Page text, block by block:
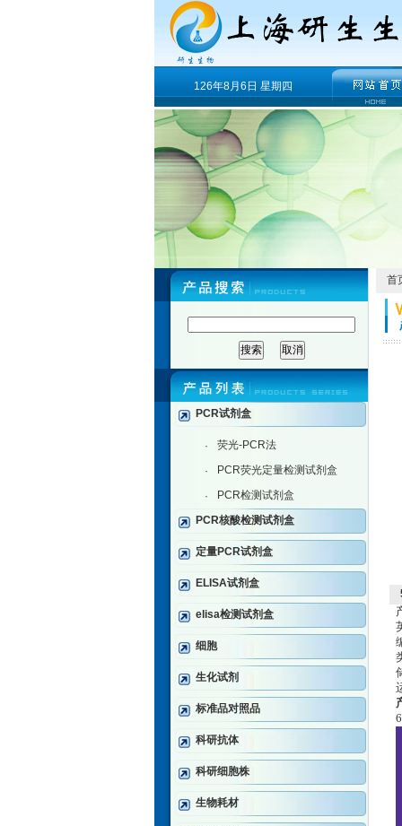
126年8月6日 星期四
PCR试剂盒
· 荧光-PCR法
· PCR荧光定量检测试剂盒
·
PCR检测试剂盒
PCR核酸检测试剂盒
定量PCR试剂盒
ELISA试剂盒
elisa检测试剂盒
细胞
生化试剂
标准品对照品
科研抗体
科研细胞株
生物耗材
首